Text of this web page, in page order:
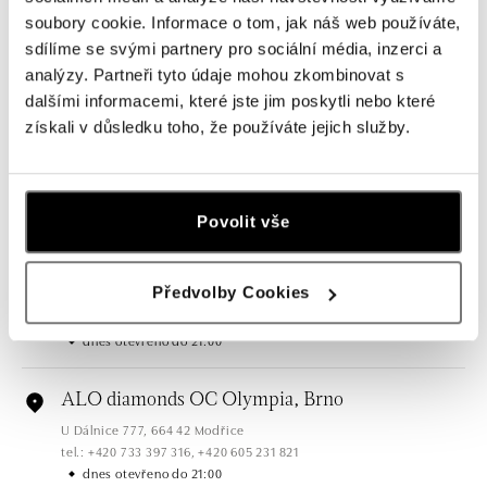
soubory cookie. Informace o tom, jak náš web používáte,
sdílíme se svými partnery pro sociální média, inzerci a
analýzy. Partneři tyto údaje mohou zkombinovat s
dalšími informacemi, které jste jim poskytli nebo které
získali v důsledku toho, že používáte jejich služby.
Povolit vše
Předvolby Cookies
Všechny Česko Slovensko
ALO diamonds OC Forum Nová Karolina,
Ostrava
ALO diamonds OC Nový Smíchov, Praha 5
Plzeňská 8, 150 00 Praha 5 - Smíchov
tel.: +420 603 192 388, +420 733 546 889
dnes otevřeno do 21:00
ALO diamonds OC Olympia, Brno
U Dálnice 777, 664 42 Modřice
tel.: +420 733 397 316, +420 605 231 821
dnes otevřeno do 21:00